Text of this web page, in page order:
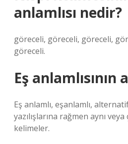
anlamlısı nedir?
göreceli, göreceli, göreceli,
göreceli.
Eş anlamlısının
Eş anlamlı, eşanlamlı,
yazılışlarına rağmen aynı
kelimeler.